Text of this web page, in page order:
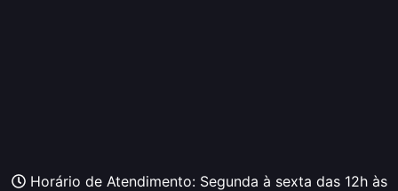
Horário de Atendimento: Segunda à sexta das 12h às